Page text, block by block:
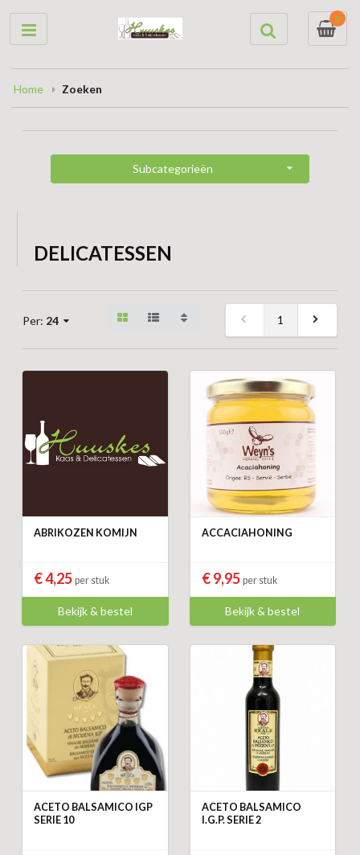
0
Home Zoeken
Subcategorieën
DELICATESSEN
Per: 24 1
ABRIKOZEN KOMIJN
€ 4,25 per stuk
Bekijk & bestel
ACCACIAHONING
€ 9,95 per stuk
Bekijk & bestel
ACETO BALSAMICO IGP
SERIE 10
ACETO BALSAMICO
I.G.P. SERIE 2